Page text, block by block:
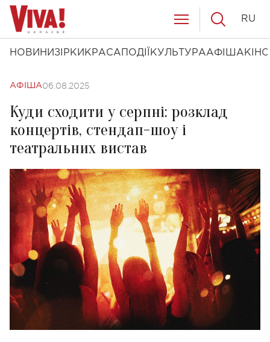
НОВИНИ ЗІРКИ КРАСА ПОДІЇ КУЛЬТУРААФІША КІНО
RU
АФІША06.08.2025
Куди сходити у серпні: розклад
концертів, стендап-шоу і
театральних вистав